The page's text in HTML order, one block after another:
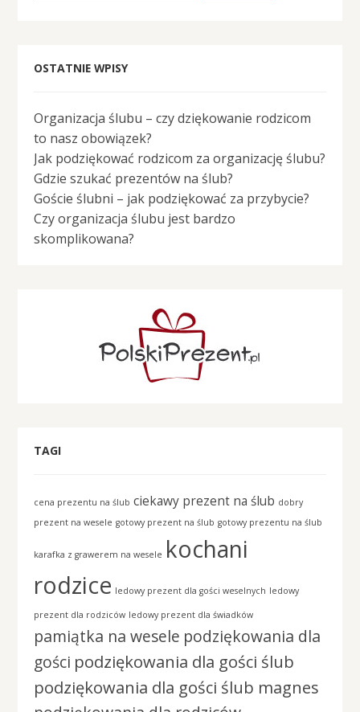
OSTATNIE WPISY
Organizacja ślubu – czy dziękowanie rodzicom
to nasz obowiązek?
Jak podziękować rodzicom za organizację ślubu?
Gdzie szukać prezentów na ślub?
Goście ślubni – jak podziękować za przybycie?
Czy organizacja ślubu jest bardzo
skomplikowana?
TAGI
cena prezentu na ślub ciekawy prezent na ślub dobry
prezent na wesele gotowy prezent na ślub gotowy prezentu na ślub
karafka z grawerem na wesele kochani
rodzice ledowy prezent dla gości weselnych ledowy
prezent dla rodziców ledowy prezent dla świadków
pamiątka na wesele podziękowania dla
gości podziękowania dla gości ślub
podziękowania dla gości ślub magnes